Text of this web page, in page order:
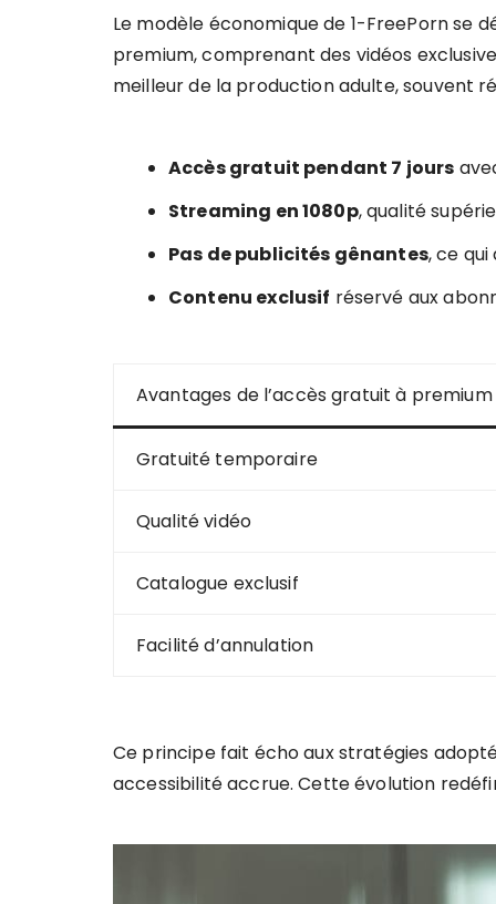
Le modèle économique de 1-FreePorn se
premium, comprenant des vidéos
meilleur de la production adulte, souvent
Accès gratuit pendant 7 jours
Streaming en 1080p, qualité
Pas de publicités gênantes, ce
Contenu exclusif réservé aux
Avantages de l’accès gratuit à premium
Gratuité temporaire
Qualité vidéo
Catalogue exclusif
Facilité d’annulation
Ce principe fait écho aux stratégies
accessibilité accrue. Cette évolution